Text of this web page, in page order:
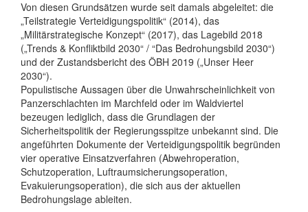
Von diesen Grundsätzen wurde seit damals abgeleitet: die
„Teilstrategie Verteidigungspolitik“ (2014), das
„Militärstrategische Konzept“ (2017), das Lagebild 2018
(„Trends & Konfliktbild 2030“ / “Das Bedrohungsbild 2030“)
und der Zustandsbericht des ÖBH 2019 („Unser Heer
2030“).
Populistische Aussagen über die Unwahrscheinlichkeit von
Panzerschlachten im Marchfeld oder im Waldviertel
bezeugen lediglich, dass die Grundlagen der
Sicherheitspolitik der Regierungsspitze unbekannt sind. Die
angeführten Dokumente der Verteidigungspolitik begründen
vier operative Einsatzverfahren (Abwehroperation,
Schutzoperation, Luftraumsicherungsoperation,
Evakuierungsoperation), die sich aus der aktuellen
Bedrohungslage ableiten.